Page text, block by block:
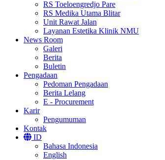
RS Toeloengredjo Pare
RS Medika Utama Blitar
Unit Rawat Jalan
Layanan Estetika Klinik NMU
News Room
Galeri
Berita
Buletin
Pengadaan
Pedoman Pengadaan
Berita Lelang
E - Procurement
Karir
Pengumuman
Kontak
ID
Bahasa Indonesia
English